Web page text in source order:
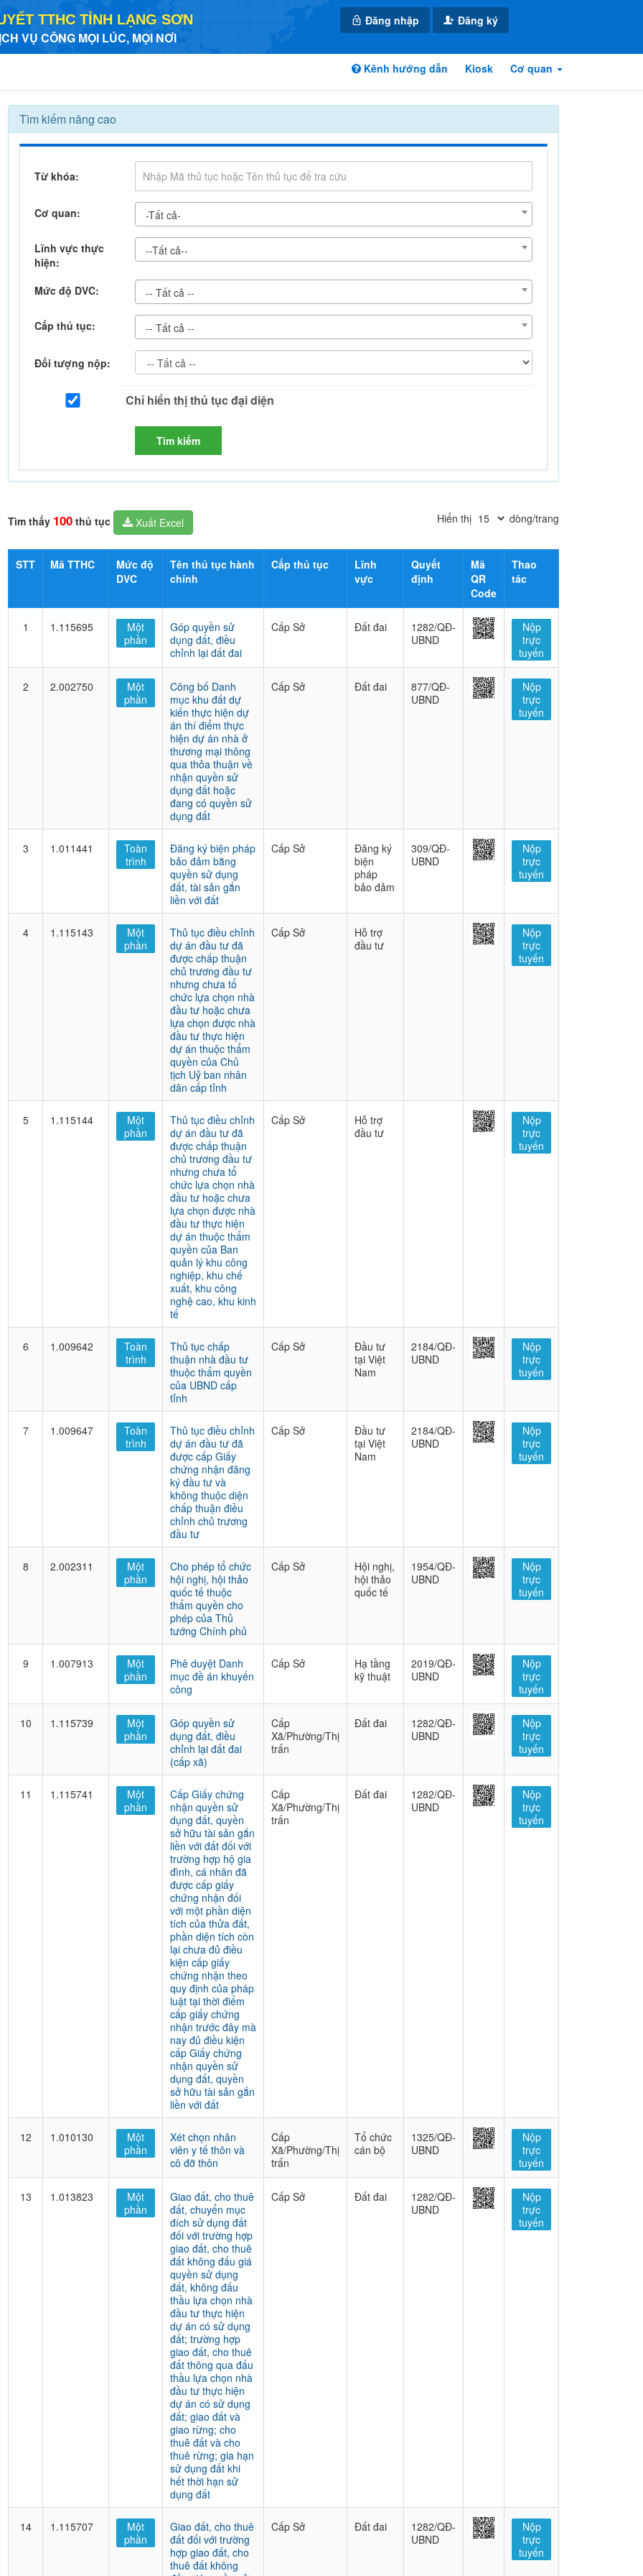
TTHC TỈNH LẠNG SƠN
VỤ CÔNG MỌI LÚC, MỌI NƠI
Đăng nhập Đăng ký
Kênh hướng dẫn Kiosk Cơ quan
Tìm kiếm nâng cao
Từ khóa:
Cơ quan: -Tất cả-
Lĩnh vực thực
hiện:
--Tất cả--
Mức độ DVC: -- Tất cả --
Cấp thủ tục: -- Tất cả --
Đối tượng nộp:
Tìm kiếm
Tìm thấy 100 thủ tục Xuất Excel Hiển thị dòng/trang
STT Mã TTHC
Mức độ
DVC
Tên thủ tục hành
chính
Cấp thủ tục
Lĩnh
vực
Quyết
định
Mã
QR
Code
Thao
tác
1 1.115695
Một
phần
Góp quyền sử
dụng đất, điều
chỉnh lại đất đai
Cấp Sở Đất đai
1282/QĐ-
UBND
Nộp
trực
tuyến
2 2.002750
Một
phần
Công bố Danh
mục khu đất dự
kiến thực hiện dự
án thí điểm thực
hiện dự án nhà ở
thương mại thông
qua thỏa thuận về
nhận quyền sử
dụng đất hoặc
đang có quyền sử
dụng đất
Cấp Sở Đất đai
877/QĐ-
UBND
Nộp
trực
tuyến
3 1.011441
Toàn
trình
Đăng ký biện pháp
bảo đảm bằng
quyền sử dụng
đất, tài sản gắn
liền với đất
Cấp Sở
Đăng ký
biện
pháp
bảo đảm
309/QĐ-
UBND
Nộp
trực
tuyến
4 1.115143
Một
phần
Thủ tục điều chỉnh
dự án đầu tư đã
được chấp thuận
chủ trương đầu tư
nhưng chưa tổ
chức lựa chọn nhà
đầu tư hoặc chưa
lựa chọn được nhà
đầu tư thực hiện
dự án thuộc thẩm
quyền của Chủ
tịch Uỷ ban nhân
dân cấp tỉnh
Cấp Sở
Hỗ trợ
đầu tư
Nộp
trực
tuyến
5 1.115144
Một
phần
Thủ tục điều chỉnh
dự án đầu tư đã
được chấp thuận
chủ trương đầu tư
nhưng chưa tổ
chức lựa chọn nhà
đầu tư hoặc chưa
lựa chọn được nhà
đầu tư thực hiện
dự án thuộc thẩm
quyền của Ban
quản lý khu công
nghiệp, khu chế
xuất, khu công
nghệ cao, khu kinh
tế
Cấp Sở
Hỗ trợ
đầu tư
Nộp
trực
tuyến
6 1.009642
Toàn
trình
Thủ tục chấp
thuận nhà đầu tư
thuộc thẩm quyền
của UBND cấp
tỉnh
Cấp Sở
Đầu tư
tại Việt
Nam
2184/QĐ-
UBND
Nộp
trực
tuyến
7 1.009647
Toàn
trình
Thủ tục điều chỉnh
dự án đầu tư đã
được cấp Giấy
chứng nhận đăng
ký đầu tư và
không thuộc diện
chấp thuận điều
chỉnh chủ trương
đầu tư
Cấp Sở
Đầu tư
tại Việt
Nam
2184/QĐ-
UBND
Nộp
trực
tuyến
8 2.002311
Một
phần
Cho phép tổ chức
hội nghị, hội thảo
quốc tế thuộc
thẩm quyền cho
phép của Thủ
tướng Chính phủ
Cấp Sở
Hội nghị,
hội thảo
quốc tế
1954/QĐ-
UBND
Nộp
trực
tuyến
9 1.007913
Một
phần
Phê duyệt Danh
mục đề án khuyến
công
Cấp Sở
Hạ tầng
kỹ thuật
2019/QĐ-
UBND
Nộp
trực
tuyến
10 1.115739
Một
phần
Góp quyền sử
dụng đất, điều
chỉnh lại đất đai
(cấp xã)
Cấp
Xã/Phường/Thị
trấn
Đất đai
1282/QĐ-
UBND
Nộp
trực
tuyến
11 1.115741
Một
phần
Cấp Giấy chứng
nhận quyền sử
dụng đất, quyền
sở hữu tài sản gắn
liền với đất đối với
trường hợp hộ gia
đình, cá nhân đã
được cấp giấy
chứng nhận đối
với một phần diện
tích của thửa đất,
phần diện tích còn
lại chưa đủ điều
kiện cấp giấy
chứng nhận theo
quy định của pháp
luật tại thời điểm
cấp giấy chứng
nhận trước đây mà
nay đủ điều kiện
cấp Giấy chứng
nhận quyền sử
dụng đất, quyền
sở hữu tài sản gắn
liền với đất
Cấp
Xã/Phường/Thị
trấn
Đất đai
1282/QĐ-
UBND
Nộp
trực
tuyến
12 1.010130
Một
phần
Xét chọn nhân
viên y tế thôn và
cô đỡ thôn
Cấp
Xã/Phường/Thị
trấn
Tổ chức
cán bộ
1325/QĐ-
UBND
Nộp
trực
tuyến
13 1.013823
Một
phần
Giao đất, cho thuê
đất, chuyển mục
đích sử dụng đất
đối với trường hợp
giao đất, cho thuê
đất không đấu giá
quyền sử dụng
đất, không đấu
thầu lựa chọn nhà
đầu tư thực hiện
dự án có sử dụng
đất; trường hợp
giao đất, cho thuê
đất thông qua đấu
thầu lựa chọn nhà
đầu tư thực hiện
dự án có sử dụng
đất; giao đất và
giao rừng; cho
thuê đất và cho
thuê rừng; gia hạn
sử dụng đất khi
hết thời hạn sử
dụng đất
Cấp Sở Đất đai
1282/QĐ-
UBND
Nộp
trực
tuyến
14 1.115707
Một
phần
Giao đất, cho thuê
đất đối với trường
hợp giao đất, cho
thuê đất không
Cấp Sở Đất đai
1282/QĐ-
UBND
Nộp
trực
tuyến